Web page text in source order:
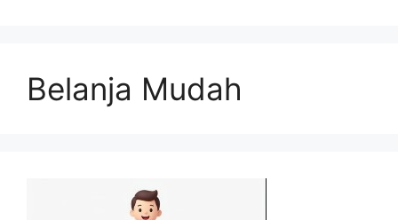
Belanja Mudah